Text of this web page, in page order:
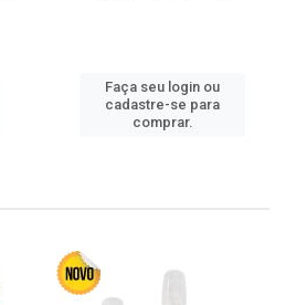
Faça seu login ou
cadastre-se para
comprar.